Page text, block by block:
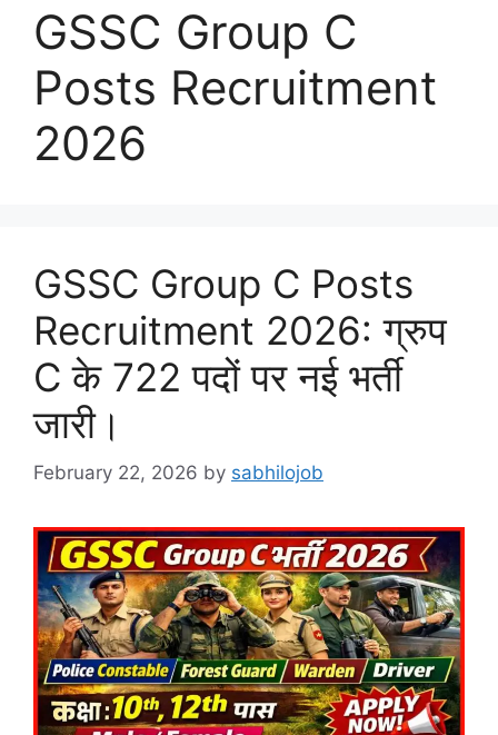
GSSC Group C
Posts Recruitment
2026
GSSC Group C Posts
Recruitment 2026: ग्रुप
C के 722 पदों पर नई भर्ती
जारी।
February 22, 2026 by sabhilojob